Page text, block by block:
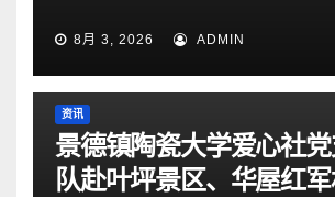
8月 3, 2026 ADMIN
资讯
景德镇陶瓷大学爱心社
队赴叶坪景区、华屋红